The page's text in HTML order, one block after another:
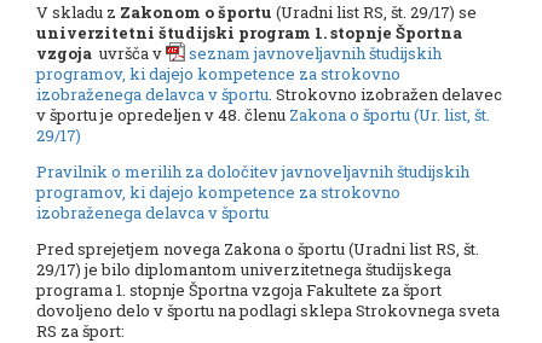
V skladu z Zakonom o športu (Uradni list RS, št. 29/17) se
univerzitetni študijski program 1. stopnje Športna
vzgoja uvršča v
seznam javnoveljavnih študijskih
programov, ki dajejo kompetence za strokovno
izobraženega delavca v športu. Strokovno izobražen delavec
v športu je opredeljen v 48. členu Zakona o športu (Ur. list, št.
29/17)
Pravilnik o merilih za določitev javnoveljavnih študijskih
programov, ki dajejo kompetence za strokovno
izobraženega delavca v športu
Pred sprejetjem novega Zakona o športu (Uradni list RS, št.
29/17) je bilo diplomantom univerzitetnega študijskega
programa 1. stopnje Športna vzgoja Fakultete za šport
dovoljeno delo v športu na podlagi sklepa Strokovnega sveta
RS za šport: